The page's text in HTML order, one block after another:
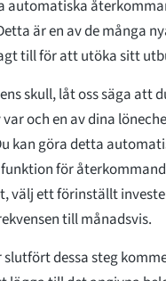
automatiska
är en av de många
till för att utöka sitt
skull, låt oss säga att
och en av dina
kan göra detta
för
välj ett förinställt
till månadsvis.
dessa steg